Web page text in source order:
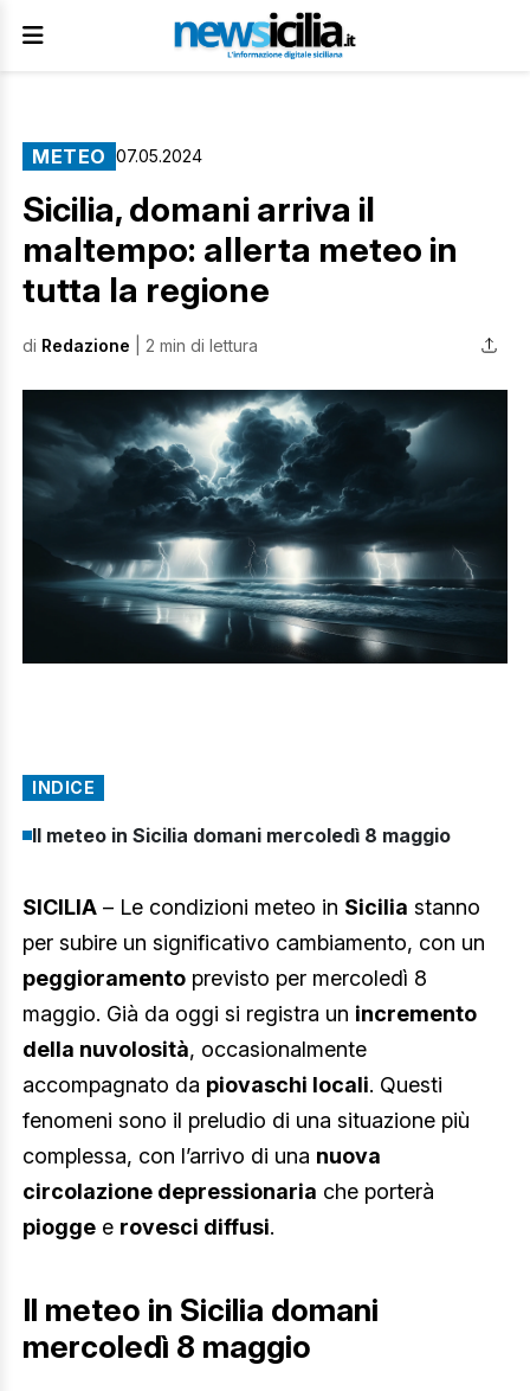
METEO 07.05.2024
Sicilia, domani arriva il
maltempo: allerta meteo in
tutta la regione
di Redazione | 2 min di lettura
INDICE
Il meteo in Sicilia domani mercoledì 8 maggio
SICILIA – Le condizioni meteo in Sicilia stanno
per subire un significativo cambiamento, con un
peggioramento previsto per mercoledì 8
maggio. Già da oggi si registra un incremento
della nuvolosità, occasionalmente
accompagnato da piovaschi locali. Questi
fenomeni sono il preludio di una situazione più
complessa, con l’arrivo di una nuova
circolazione depressionaria che porterà
piogge e rovesci diffusi.
Il meteo in Sicilia domani
mercoledì 8 maggio